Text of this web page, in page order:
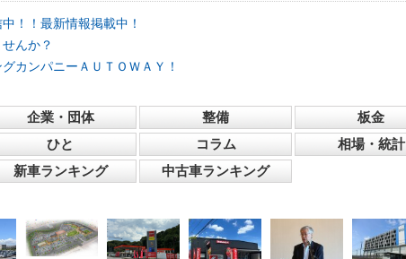
！！最新情報掲載中！
んか？
カンパニーＡＵＴＯＷＡＹ！
企業・団体 整備
板金
ひと コラム
相場・統計
新車ランキング 中古車ランキング